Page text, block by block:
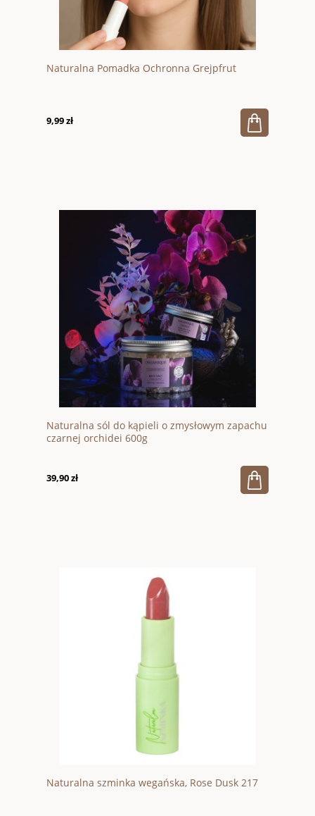
Naturalna Pomadka Ochronna Grejpfrut
9,99 zł
Naturalna sól do kąpieli o zmysłowym zapachu
czarnej orchidei 600g
39,90 zł
Naturalna szminka wegańska, Rose Dusk 217